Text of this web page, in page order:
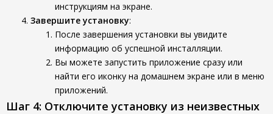
инструкциям на экране.
Завершите установку:
После завершения установки вы увидите
информацию об успешной инсталляции.
Вы можете запустить приложение сразу или
найти его иконку на домашнем экране или в меню
приложений.
Шаг 4: Отключите установку из неизвестных